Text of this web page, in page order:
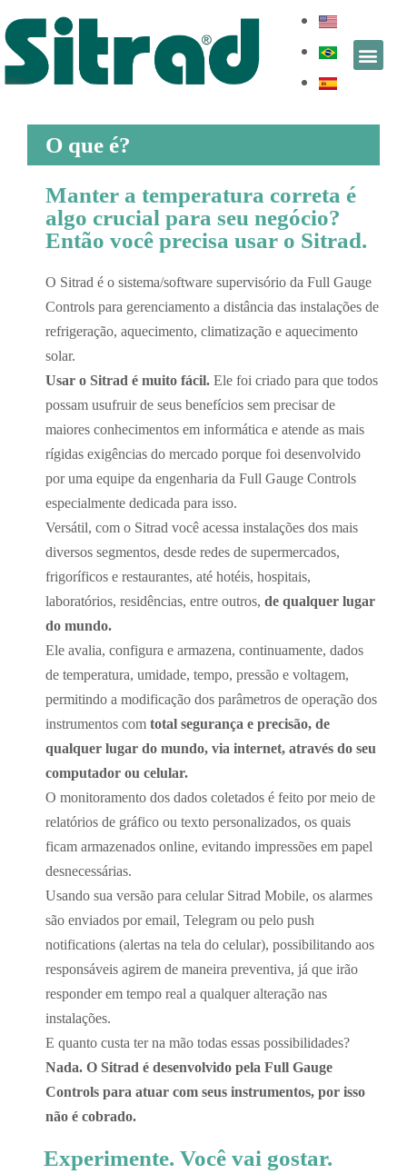
O que é?
Manter a temperatura correta é
algo crucial para seu negócio?
Então você precisa usar o Sitrad.
O Sitrad é o sistema/software supervisório da Full Gauge
Controls para gerenciamento a distância das instalações de
refrigeração, aquecimento, climatização e aquecimento
solar.
Usar o Sitrad é muito fácil. Ele foi criado para que todos
possam usufruir de seus benefícios sem precisar de
maiores conhecimentos em informática e atende as mais
rígidas exigências do mercado porque foi desenvolvido
por uma equipe da engenharia da Full Gauge Controls
especialmente dedicada para isso.
Versátil, com o Sitrad você acessa instalações dos mais
diversos segmentos, desde redes de supermercados,
frigoríficos e restaurantes, até hotéis, hospitais,
laboratórios, residências, entre outros, de qualquer lugar
do mundo.
Ele avalia, configura e armazena, continuamente, dados
de temperatura, umidade, tempo, pressão e voltagem,
permitindo a modificação dos parâmetros de operação dos
instrumentos com total segurança e precisão, de
qualquer lugar do mundo, via internet, através do seu
computador ou celular.
O monitoramento dos dados coletados é feito por meio de
relatórios de gráfico ou texto personalizados, os quais
ficam armazenados online, evitando impressões em papel
desnecessárias.
Usando sua versão para celular Sitrad Mobile, os alarmes
são enviados por email, Telegram ou pelo push
notifications (alertas na tela do celular), possibilitando aos
responsáveis agirem de maneira preventiva, já que irão
responder em tempo real a qualquer alteração nas
instalações.
E quanto custa ter na mão todas essas possibilidades?
Nada. O Sitrad é desenvolvido pela Full Gauge
Controls para atuar com seus instrumentos, por isso
não é cobrado.
Experimente. Você vai gostar.